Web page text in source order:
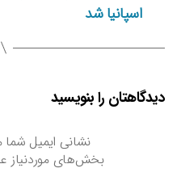
اسپانیا شد
دیدگاهتان را بنویسید
نشانی ایمیل
بخش‌های موردنیاز